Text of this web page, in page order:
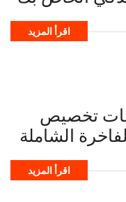
اقرأ المزيد
تخصيص
الشاملة
اقرأ المزيد